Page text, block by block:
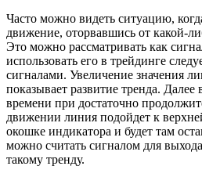
Часто можно видеть ситуацию,
движение, оторвавшись от какой-
Это можно рассматривать как
использовать его в трейдинге
сигналами. Увеличение значения
показывает развитие тренда.
времени при достаточно
движении линия подойдет к
окошке индикатора и будет там
можно считать сигналом для
такому тренду.